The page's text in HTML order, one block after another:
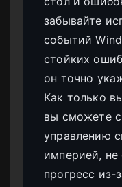
забывайте
событий
стойких
он точно
Как только
вы сможете
управлению
империей, не
прогресс из-